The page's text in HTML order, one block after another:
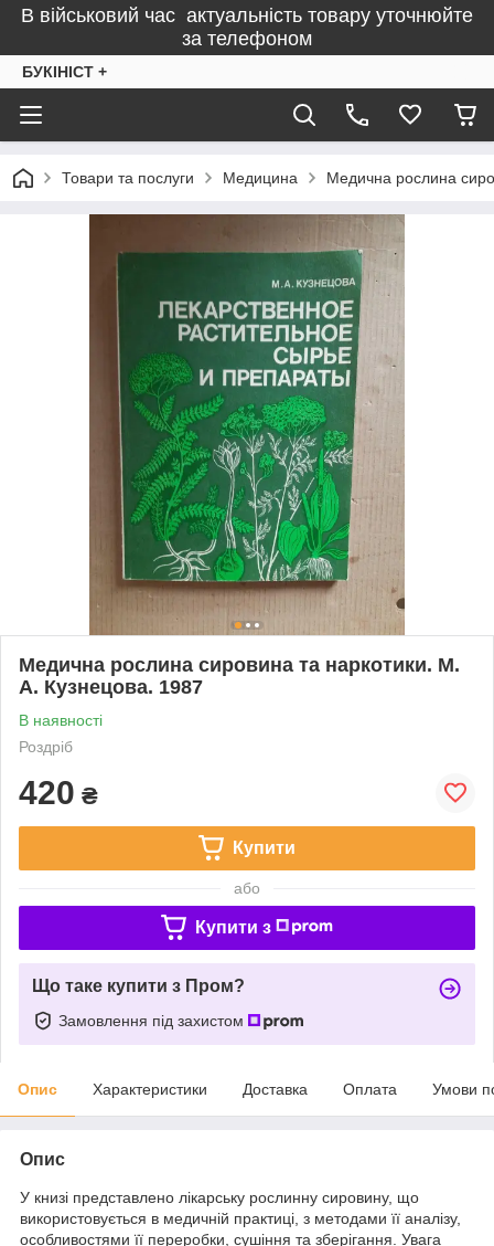
В військовий час актуальність товару уточнюйте
за телефоном
БУКІНІСТ +
Товари та послуги Медицина Медична рослина
Медична рослина сировина та наркотики. М.
А. Кузнецова. 1987
В наявності
Роздріб
420 ₴
Купити
або
Купити з
Що таке купити з Пром?
Замовлення під захистом
Опис Характеристики Доставка Оплата Умови
Опис
У книзі представлено лікарську рослинну сировину, що
використовується в медичній практиці, з методами її аналізу,
особливостями її переробки, сушіння та зберігання. Увага